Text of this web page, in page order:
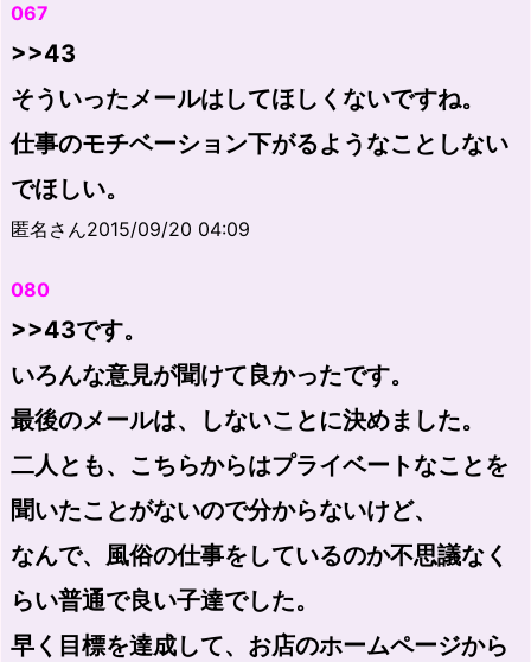
067
>>43
そういったメールはしてほしくないですね。
仕事のモチベーション下がるようなことしない
でほしい。
匿名さん2015/09/20 04:09
080
>>43です。
いろんな意見が聞けて良かったです。
最後のメールは、しないことに決めました。
二人とも、こちらからはプライベートなことを
聞いたことがないので分からないけど、
なんで、風俗の仕事をしているのか不思議なく
らい普通で良い子達でした。
早く目標を達成して、お店のホームページから